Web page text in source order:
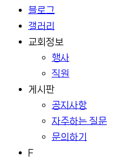
블로그
갤러리
교회정보
행사
직원
게시판
공지사항
자주하는 질문
문의하기
F